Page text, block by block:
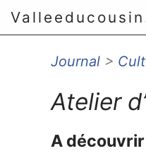
Aller au menu
Aller au menu
Journal >
Atelier
A